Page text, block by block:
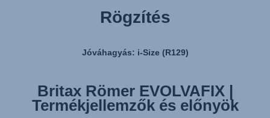
Rögzítés
Jóváhagyás: i-Size (R129)
Britax Römer EVOLVAFIX |
Termékjellemzők és előnyök
Britax Römer EVOLVAFIX |
Rögzítés